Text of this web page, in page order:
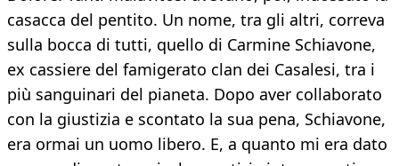
casacca del pentito. Un nome, tra gli altri, correva
sulla bocca di tutti, quello di Carmine Schiavone,
ex cassiere del famigerato clan dei Casalesi, tra i
più sanguinari del pianeta. Dopo aver collaborato
con la giustizia e scontato la sua pena, Schiavone,
era ormai un uomo libero. E, a quanto mi era dato